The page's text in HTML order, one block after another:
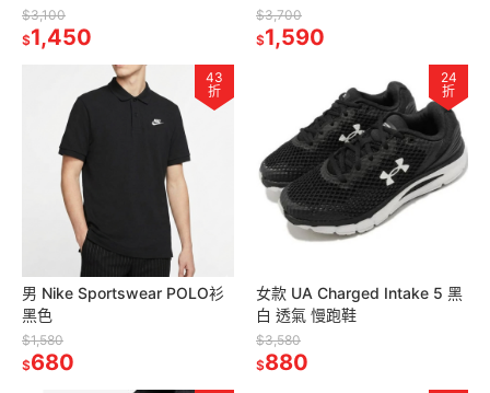
$3,100
$1,450
$3,700
$1,590
43
折
男 Nike Sportswear POLO衫
黑色
$1,580
$680
24
折
女款 UA Charged Intake 5 黑
白 透氣 慢跑鞋
$3,580
$880